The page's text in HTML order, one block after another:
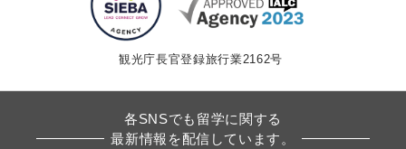
観光庁長官登録旅行業2162号
各SNSでも留学に関する
最新情報を配信しています。